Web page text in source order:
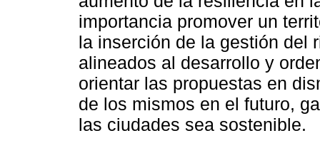
importancia promover un
la inserción de la gestión del
alineados al desarrollo y
orientar las propuestas en
de los mismos en el futuro,
las ciudades sea sostenible.